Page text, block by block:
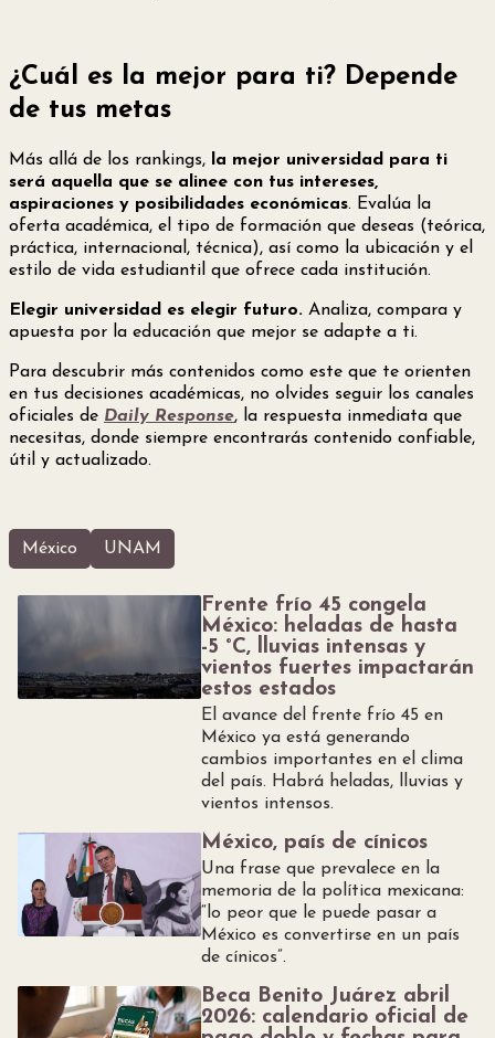
¿Cuál es la mejor para ti? Depende
de tus metas
Más allá de los rankings,
la mejor universidad para ti
será aquella que se alinee con tus intereses,
aspiraciones y posibilidades económicas. Evalúa la
oferta académica, el tipo de formación que deseas (teórica,
práctica, internacional, técnica), así como la ubicación y el
estilo de vida estudiantil que ofrece cada institución.
Elegir universidad es elegir futuro. Analiza, compara y
apuesta por la educación que mejor se adapte a ti.
Para descubrir más contenidos como este que te orienten
en tus decisiones académicas, no olvides seguir los canales
oficiales de Daily Response, la respuesta inmediata que
necesitas, donde siempre encontrarás contenido confiable,
útil y actualizado.
México UNAM
Frente frío 45 congela
México: heladas de hasta
-5 °C, lluvias intensas y
vientos fuertes impactarán
estos estados
El avance del frente frío 45 en
México ya está generando
cambios importantes en el clima
del país. Habrá heladas, lluvias y
vientos intensos.
México, país de cínicos
Una frase que prevalece en la
memoria de la política mexicana:
“lo peor que le puede pasar a
México es convertirse en un país
de cínicos”.
Beca Benito Juárez abril
2026: calendario oficial de